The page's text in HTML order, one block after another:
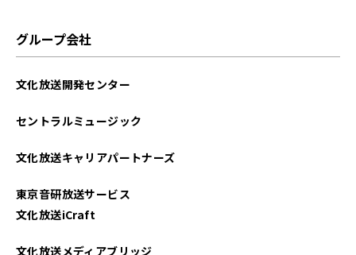
グループ会社
文化放送開発センター
セントラルミュージック
文化放送キャリアパートナーズ
東京音研放送サービス
文化放送iCraft
文化放送メディアブリッジ